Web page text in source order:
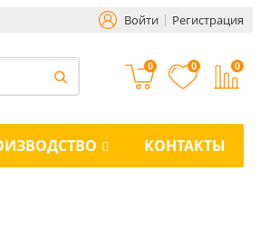
Войти Регистрация
0 0 0
КОНТАКТЫ